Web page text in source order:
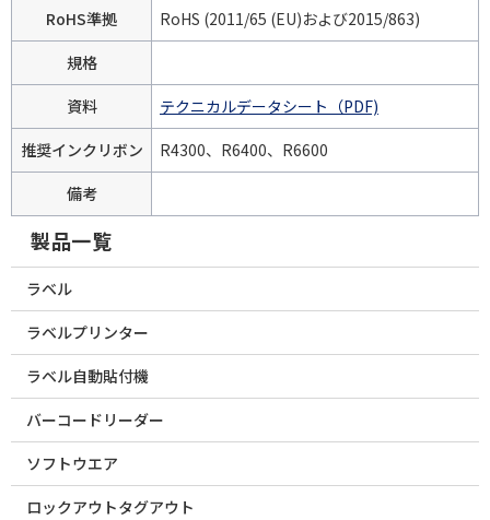
RoHS準拠
RoHS (2011/65 (EU)および2015/863)
規格
資料
テクニカルデータシート（PDF)
推奨インクリボン
R4300、R6400、R6600
備考
製品一覧
ラベル
ラベルプリンター
ラベル自動貼付機
バーコードリーダー
ソフトウエア
ロックアウトタグアウト